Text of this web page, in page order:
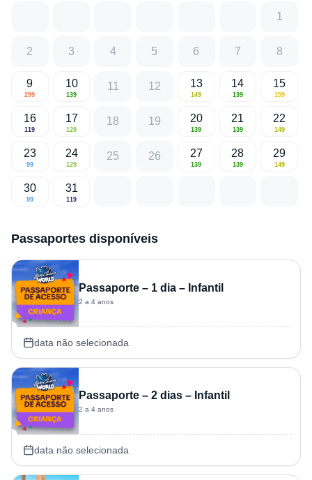
1
2 3 4 5 6 7 8
9
299
10
139
11 12 13
149
14
139
15
159
16
119
17
129
18 19 20
139
21
139
22
149
23
99
24
129
25 26 27
139
28
139
29
149
30
99
31
119
Passaportes disponíveis
Passaporte – 1 dia – Infantil
2 a 4 anos
data não selecionada
Passaporte – 2 dias – Infantil
2 a 4 anos
data não selecionada